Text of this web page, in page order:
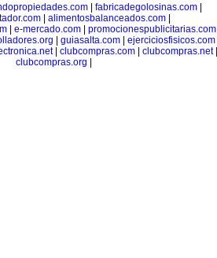
| fabricadegolosinas.com|
| alimentosbalanceados.com|
| e-mercado.com| promocionespublicitarias.com|
guiasalta.com| ejerciciosfisicos.com|
| clubcompras.com clubcompras.net|
clubcompras.org